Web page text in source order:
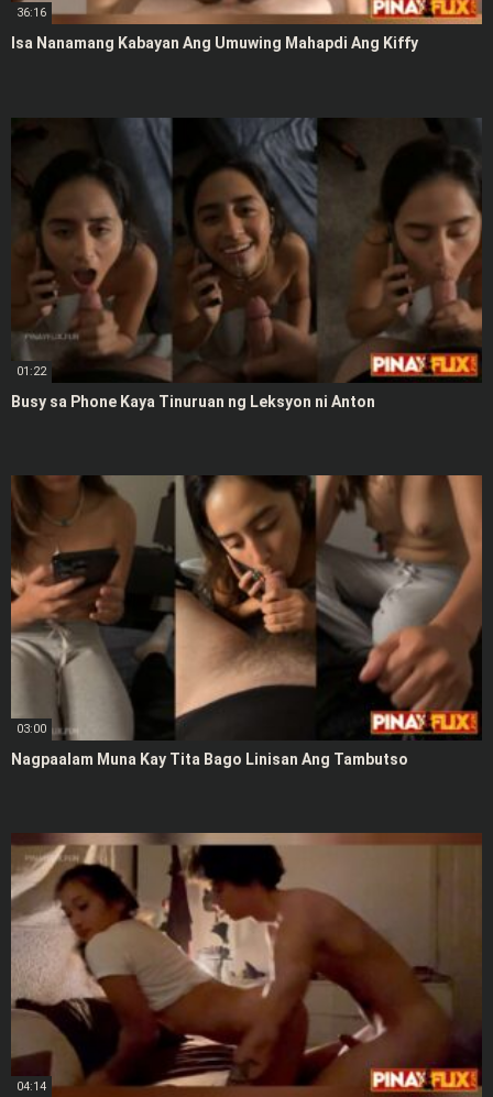
36:16
Isa Nanamang Kabayan Ang Umuwing Mahapdi Ang Kiffy
01:22
Busy sa Phone Kaya Tinuruan ng Leksyon ni Anton
03:00
Nagpaalam Muna Kay Tita Bago Linisan Ang Tambutso
04:14